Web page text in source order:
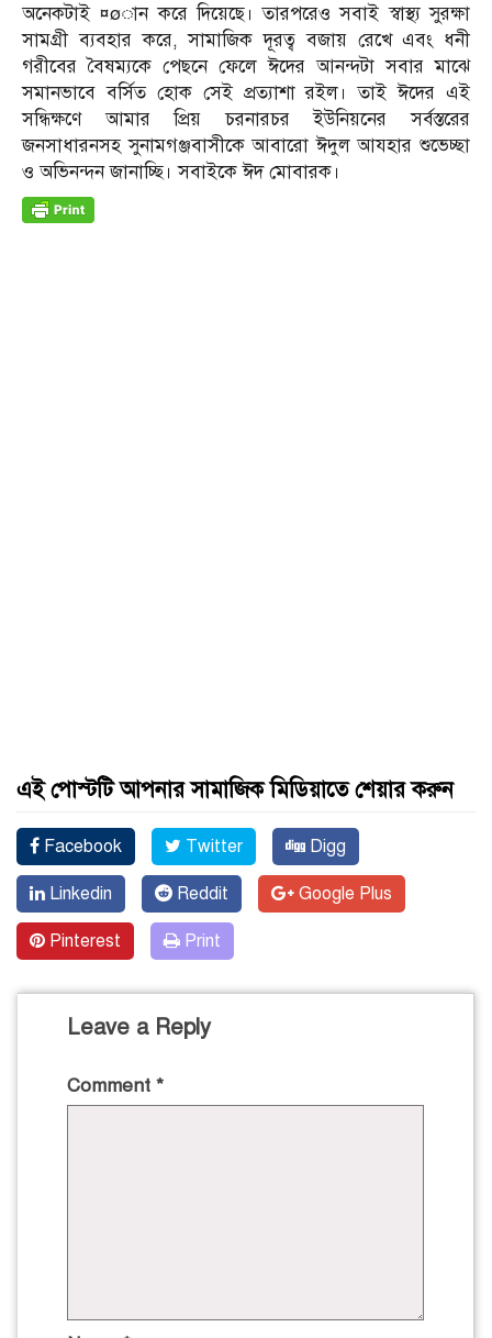
অনেকটাই ¤øান করে দিয়েছে। তারপরেও সবাই স্বাস্থ্য সুরক্ষা
সামগ্রী ব্যবহার করে, সামাজিক দূরত্ব বজায় রেখে এবং ধনী
গরীবের বৈষম্যকে পেছনে ফেলে ঈদের আনন্দটা সবার মাঝে
সমানভাবে বর্সিত হোক সেই প্রত্যাশা রইল। তাই ঈদের এই
সন্ধিক্ষণে আমার প্রিয় চরনারচর ইউনিয়নের সর্বস্তরের
জনসাধারনসহ সুনামগঞ্জবাসীকে আবারো ঈদুল আযহার শুভেচ্ছা
ও অভিনন্দন জানাচ্ছি। সবাইকে ঈদ মোবারক।
এই পোস্টটি আপনার সামাজিক মিডিয়াতে শেয়ার করুন
Facebook Twitter Digg
Linkedin Reddit Google Plus
Pinterest Print
Leave a Reply
Comment *